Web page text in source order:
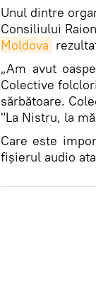
Unul dintre
Consiliului
Moldova
„Am avut
Colective
sărbătoare.
"La Nistru, la
Care este
fișierul audio